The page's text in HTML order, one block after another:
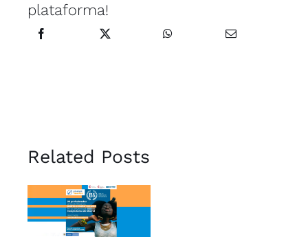
plataforma!
Related Posts
Becas
Belisario
Betancur –
Fundación